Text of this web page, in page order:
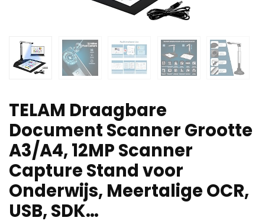
TELAM Draagbare
Document Scanner Grootte
A3/A4, 12MP Scanner
Capture Stand voor
Onderwijs, Meertalige OCR,
USB, SDK…